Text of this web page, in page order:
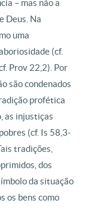
– mas não a
Deus. Na
uma
(cf.
Prov 22,2). Por
são condenados
profética
as injustiças
(cf. Is 58,3-
tradições,
dos
da situação
os bens como